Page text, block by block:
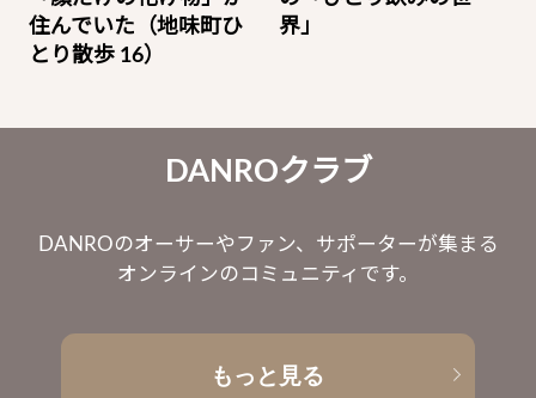
住んでいた（地味町ひ
とり散歩 16）
界」
DANROクラブ
DANROのオーサーやファン、サポーターが集まる
オンラインのコミュニティです。
もっと見る